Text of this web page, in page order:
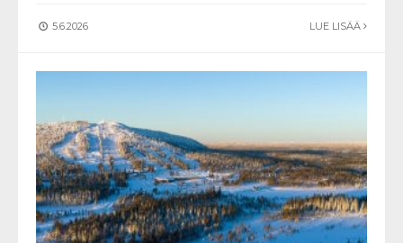
5.6.2026 LUE LISÄÄ